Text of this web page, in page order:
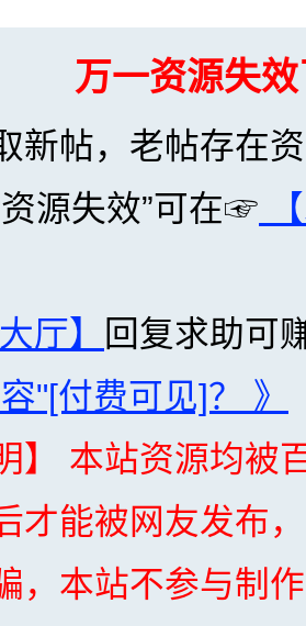
万一资源失
新帖，老帖存在
源失效”可在☞
厅】
回复求助可
"[付费可见]？ 》
】 本站资源均
才能被网友发布
，本站不参与制